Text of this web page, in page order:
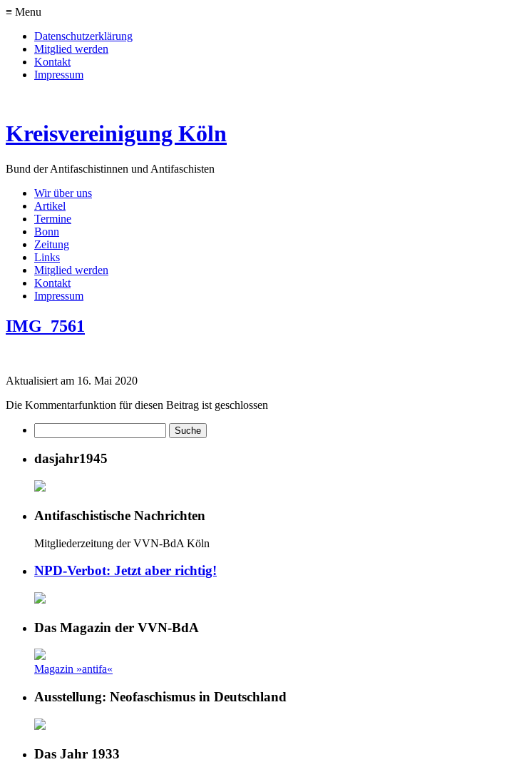
≡ Menu
Datenschutzerklärung
Mitglied werden
Kontakt
Impressum
Kreisvereinigung Köln
Bund der Antifaschistinnen und Antifaschisten
Wir über uns
Artikel
Termine
Bonn
Zeitung
Links
Mitglied werden
Kontakt
Impressum
IMG_7561
Aktualisiert am 16. Mai 2020
Die Kommentarfunktion für diesen Beitrag ist geschlossen
dasjahr1945
Antifaschistische Nachrichten
Mitgliederzeitung der VVN-BdA Köln
NPD-Verbot: Jetzt aber richtig!
Das Magazin der VVN-BdA
Magazin »antifa«
Ausstellung: Neofaschismus in Deutschland
Das Jahr 1933